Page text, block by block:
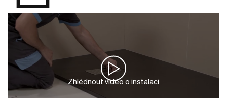
Zhlédnout video o instalaci